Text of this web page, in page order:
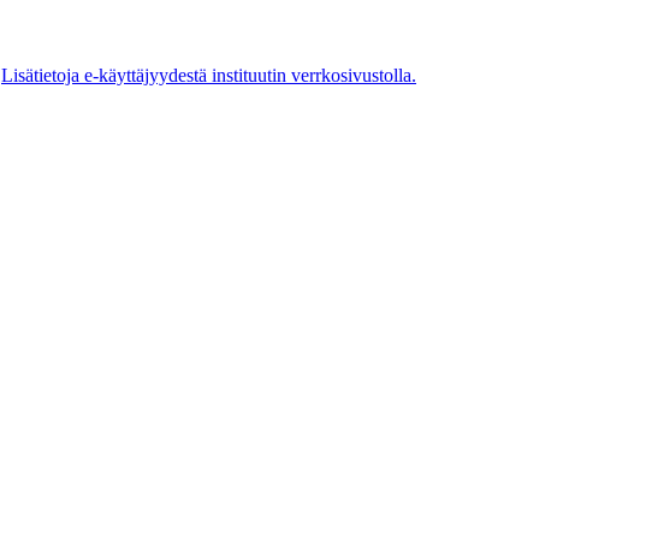
Lisätietoja e-käyttäjyydestä instituutin verrkosivustolla.